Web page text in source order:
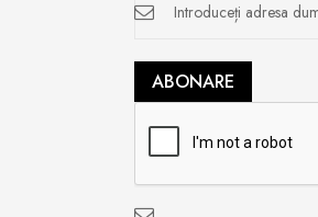
vă
ABONARE